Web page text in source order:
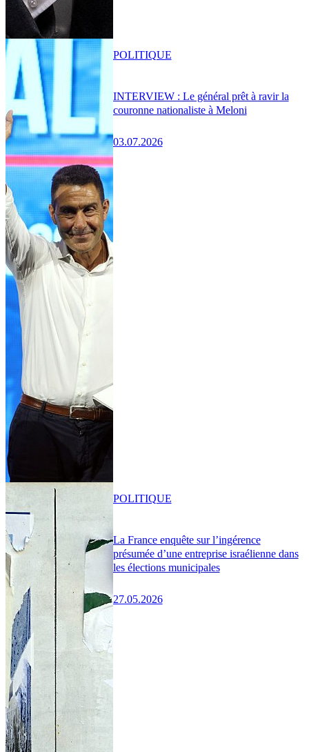
INTERVIEW : Le général prêt à ravir la
couronne nationaliste à Meloni
03.07.2026
POLITIQUE
La France enquête sur l’ingérence
présumée d’une entreprise israélienne dans
les élections municipales
27.05.2026
POLITIQUE